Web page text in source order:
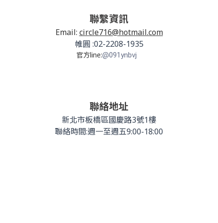
聯繫資訊
Email: circle716@hotmail.com
帷圓 :02-2208-1935
官方line:@091ynbvj
聯絡地址
新北市板橋區國慶路3號1樓
聯絡時間:週一至週五9:00-18:00